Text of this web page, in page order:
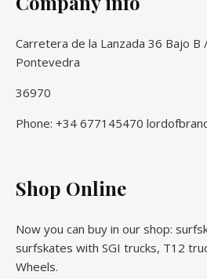
Carretera de la Lanzada 36 Bajo
Pontevedra
36970
Phone: +34 677145470
Shop Online
Now you can buy in our shop:
surfskates with SGI trucks, T12
Wheels.